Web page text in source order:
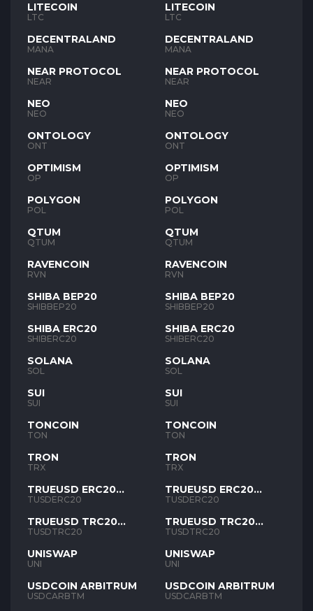
LITECOIN
LTC
DECENTRALAND
MANA
NEAR PROTOCOL
NEAR
NEO
NEO
ONTOLOGY
ONT
OPTIMISM
OP
POLYGON
POL
QTUM
QTUM
RAVENCOIN
RVN
SHIBA BEP20
SHIBBEP20
SHIBA ERC20
SHIBERC20
SOLANA
SOL
SUI
SUI
TONCOIN
TON
TRON
TRX
TRUEUSD ERC20
TUSD
TUSDERC20
TRUEUSD TRC20
TUSD
TUSDTRC20
UNISWAP
UNI
USDCOIN ARBITRUM
USDCARBTM
LITECOIN
LTC
DECENTRALAND
MANA
NEAR PROTOCOL
NEAR
NEO
NEO
ONTOLOGY
ONT
OPTIMISM
OP
POLYGON
POL
QTUM
QTUM
RAVENCOIN
RVN
SHIBA BEP20
SHIBBEP20
SHIBA ERC20
SHIBERC20
SOLANA
SOL
SUI
SUI
TONCOIN
TON
TRON
TRX
TRUEUSD ERC20
TUSD
TUSDERC20
TRUEUSD TRC20
TUSD
TUSDTRC20
UNISWAP
UNI
USDCOIN ARBITRUM
USDCARBTM